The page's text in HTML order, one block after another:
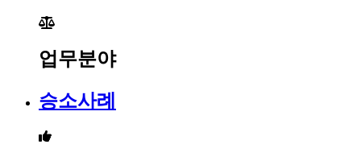
업무분야
승소사례